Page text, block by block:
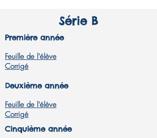
Série B
Première année
Feuille de l'élève
Corrigé
Deuxième année
Feuille de l'élève
Corrigé
Cinquième année